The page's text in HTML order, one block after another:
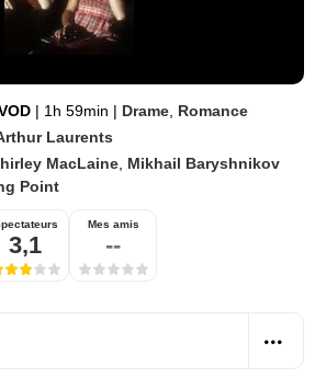
| 1h 59min | Drame Romance
Laurents
MacLaine Mikhail Baryshnikov
Point
3,1
Mes amis
--